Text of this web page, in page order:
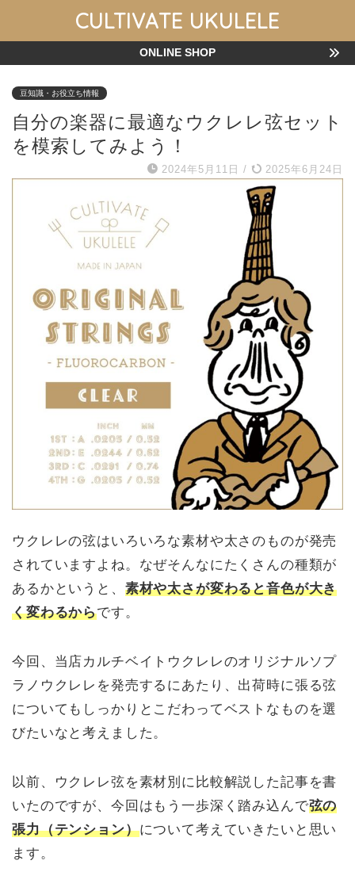
CULTIVATE UKULELE
ONLINE SHOP
豆知識・お役立ち情報
自分の楽器に最適なウクレレ弦セット
を模索してみよう！
2024年5月11日 / 2025年6月24日
ウクレレの弦はいろいろな素材や太さのものが発売
されていますよね。なぜそんなにたくさんの種類が
あるかというと、 素材や太さが変わると音色が大き
く変わるからです。
今回、当店カルチベイトウクレレのオリジナルソプ
ラノウクレレを発売するにあたり、出荷時に張る弦
についてもしっかりとこだわってベストなものを選
びたいなと考えました。
以前、ウクレレ弦を素材別に比較解説した記事を書
いたのですが、今回はもう一歩深く踏み込んで弦の
張力（テンション）について考えていきたいと思い
ます。